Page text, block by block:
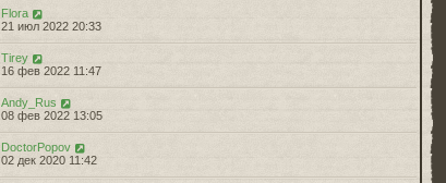
Flora
21 июл 2022 20:33
Tirey
16 фев 2022 11:47
Andy_Rus
08 фев 2022 13:05
DoctorPopov
02 дек 2020 11:42